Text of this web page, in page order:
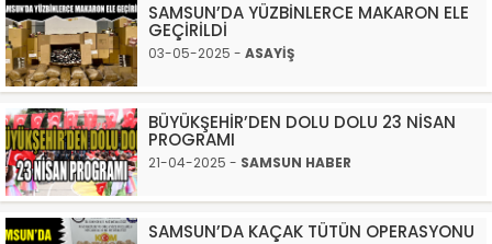
SAMSUN’DA YÜZBİNLERCE MAKARON ELE
GEÇİRİLDİ
03-05-2025 - ASAYİŞ
BÜYÜKŞEHİR’DEN DOLU DOLU 23 NİSAN
PROGRAMI
21-04-2025 - SAMSUN HABER
SAMSUN’DA KAÇAK TÜTÜN OPERASYONU